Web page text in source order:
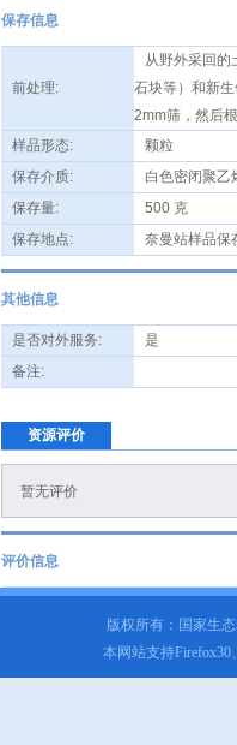
保存信息
前处理:
从野外采回的
石块等）和新
2mm筛，然后
样品形态:
颗粒
保存介质:
白色密闭聚乙
保存量:
500 克
保存地点:
奈曼站样品保
其他信息
是否对外服务:
是
备注:
资源评价
暂无评价
评价信息
版权所有：国家生
本网站支持